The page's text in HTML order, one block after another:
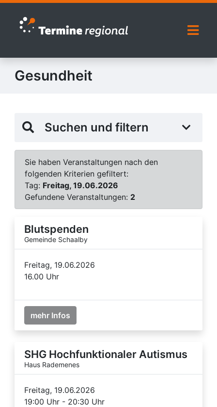
Zur Navigation springen
Zum Inhalt springen
Gesundheit
Suchen und filtern
Sie haben Veranstaltungen nach den
folgenden Kriterien gefiltert:
Tag: Freitag, 19.06.2026
Gefundene Veranstaltungen: 2
Blutspenden
Gemeinde Schaalby
Freitag, 19.06.2026
16.00 Uhr
mehr Infos
SHG Hochfunktionaler Autismus
Haus Rademenes
Freitag, 19.06.2026
19:00 Uhr - 20:30 Uhr